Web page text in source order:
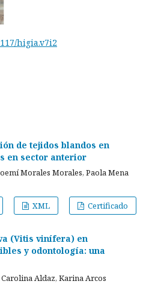
higia.v7i2
de tejidos blandos en
en sector anterior
Morales Morales, Paola Mena
XML Certificado
(Vitis vinífera) en
y odontología: una
Aldaz, Karina Arcos